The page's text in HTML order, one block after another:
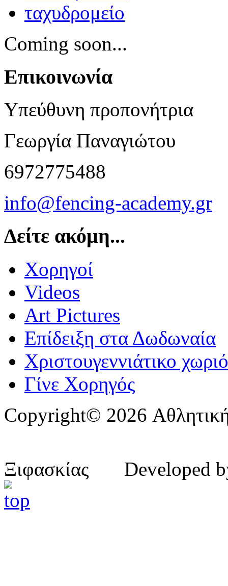
Coming soon...
Επικοινωνία
Υπεύθυνη προπονήτρια
Γεωργία Παναγιώτου
6972775488
info@fencing-academy.gr
Δείτε ακόμη...
Χορηγοί
Videos
Art Pictures
Επίδειξη στα Δωδωναία
Χριστουγεννιάτικο
Γίνε Χορηγός
Copyright© 2026
Ξιφασκίας Developed